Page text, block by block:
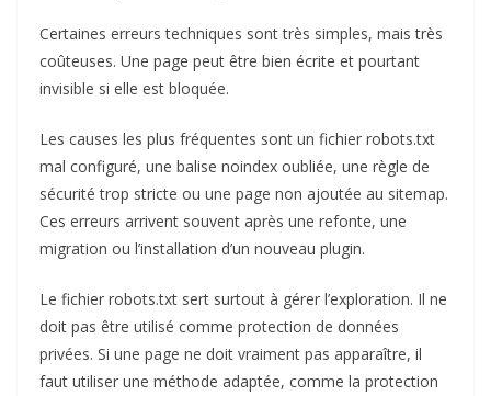
Certaines erreurs techniques sont très simples, mais très
coûteuses. Une page peut être bien écrite et pourtant
invisible si elle est bloquée.
Les causes les plus fréquentes sont un fichier robots.txt
mal configuré, une balise noindex oubliée, une règle de
sécurité trop stricte ou une page non ajoutée au sitemap.
Ces erreurs arrivent souvent après une refonte, une
migration ou l’installation d’un nouveau plugin.
Le fichier robots.txt sert surtout à gérer l’exploration. Il ne
doit pas être utilisé comme protection de données
privées. Si une page ne doit vraiment pas apparaître, il
faut utiliser une méthode adaptée, comme la protection